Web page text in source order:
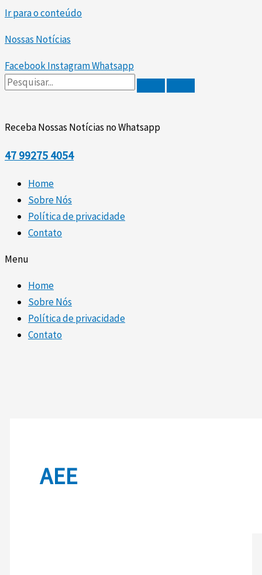
Ir para o conteúdo
Nossas Notícias
FacebookInstagramWhatsapp
Receba Nossas Notícias no Whatsapp
47 99275 4054
Home
Sobre Nós
Política de privacidade
Contato
Menu
Home
Sobre Nós
Política de privacidade
Contato
AEE